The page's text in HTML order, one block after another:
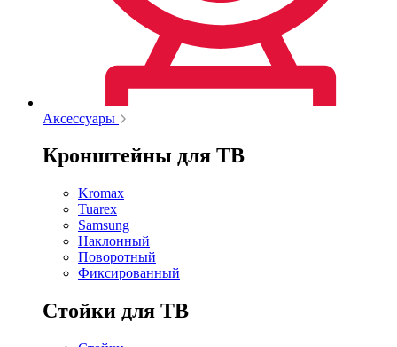
Аксессуары
Кронштейны для ТВ
Kromax
Tuarex
Samsung
Наклонный
Поворотный
Фиксированный
Стойки для ТВ